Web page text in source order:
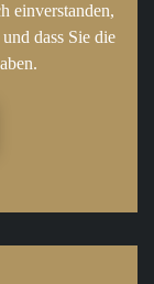
einverstanden,
dass Sie die